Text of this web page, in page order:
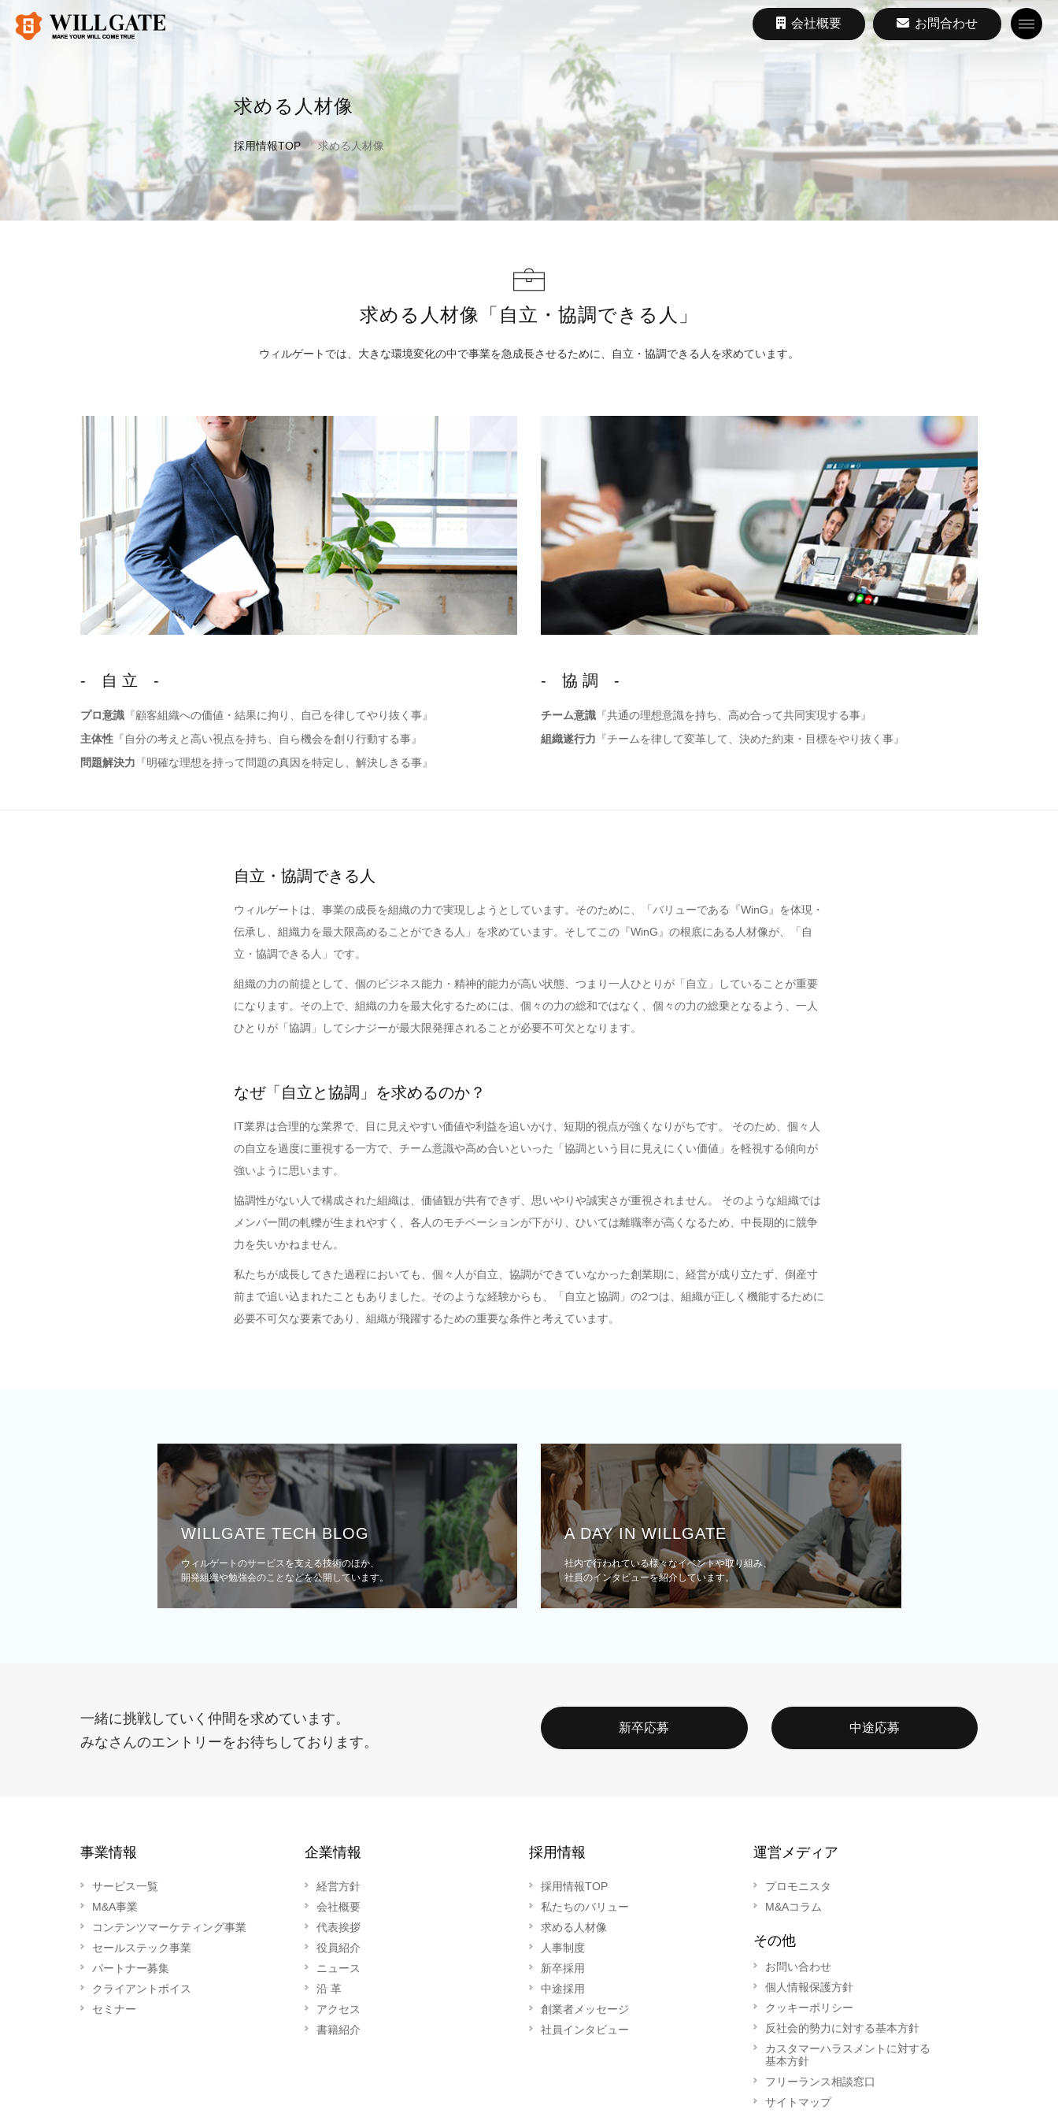
会社概要 お問合わせ
求める人材像
採用情報TOP 求める人材像
求める人材像「自立・協調できる人」
ウィルゲートでは、大きな環境変化の中で事業を急成長させるために、自立・協調できる人を求めています。
- 自 立 -
プロ意識 『顧客組織への価値・結果に拘り、自己を律してやり抜く事』
主体性 『自分の考えと高い視点を持ち、自ら機会を創り行動する事』
問題解決力 『明確な理想を持って問題の真因を特定し、解決しきる事』
- 協 調 -
チーム意識 『共通の理想意識を持ち、高め合って共同実現する事』
組織遂行力 『チームを律して変革して、決めた約束・目標をやり抜く事』
自立・協調できる人
ウィルゲートは、事業の成長を組織の力で実現しようとしています。そのために、「バリューである『WinG』を体現・
伝承し、組織力を最大限高めることができる人」を求めています。そしてこの『WinG』の根底にある人材像が、「自
立・協調できる人」です。
組織の力の前提として、個のビジネス能力・精神的能力が高い状態、つまり一人ひとりが「自立」していることが重要
になります。その上で、組織の力を最大化するためには、個々の力の総和ではなく、個々の力の総乗となるよう、一人
ひとりが「協調」してシナジーが最大限発揮されることが必要不可欠となります。
なぜ「自立と協調」を求めるのか？
IT業界は合理的な業界で、目に見えやすい価値や利益を追いかけ、短期的視点が強くなりがちです。 そのため、個々人
の自立を過度に重視する一方で、チーム意識や高め合いといった「協調という目に見えにくい価値」を軽視する傾向が
強いように思います。
協調性がない人で構成された組織は、価値観が共有できず、思いやりや誠実さが重視されません。 そのような組織では
メンバー間の軋轢が生まれやすく、各人のモチベーションが下がり、ひいては離職率が高くなるため、中長期的に競争
力を失いかねません。
私たちが成長してきた過程においても、個々人が自立、協調ができていなかった創業期に、経営が成り立たず、倒産寸
前まで追い込まれたこともありました。そのような経験からも、「自立と協調」の2つは、組織が正しく機能するために
必要不可欠な要素であり、組織が飛躍するための重要な条件と考えています。
WILLGATE TECH BLOG
ウィルゲートのサービスを支える技術のほか、
開発組織や勉強会のことなどを公開しています。
A DAY IN WILLGATE
社内で行われている様々なイベントや取り組み、
社員のインタビューを紹介しています。
一緒に挑戦していく仲間を求めています。
みなさんのエントリーをお待ちしております。
新卒応募 中途応募
事業情報
サービス一覧
M&A事業
コンテンツマーケティング事業
セールステック事業
パートナー募集
クライアントボイス
セミナー
企業情報
経営方針
会社概要
代表挨拶
役員紹介
ニュース
沿 革
アクセス
書籍紹介
採用情報
採用情報TOP
私たちのバリュー
求める人材像
人事制度
新卒採用
中途採用
創業者メッセージ
社員インタビュー
運営メディア
プロモニスタ
M&Aコラム
その他
お問い合わせ
個人情報保護方針
クッキーポリシー
反社会的勢力に対する基本方針
カスタマーハラスメントに対する
基本方針
フリーランス相談窓口
サイトマップ